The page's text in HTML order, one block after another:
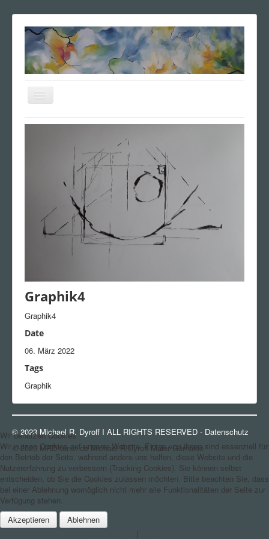
Navigation
Home
Ausstellungen
Vierseitenbilder
Galerie
Graphik4
Graphik4
Date
06. März 2022
Tags
Graphik
© 2023 Michael R. Dyroff I ALL RIGHTS RESERVED - Datenschutz
Nach oben
© 2026 MRDKunst.de Michael R.Dyroff Maler Gemälde
Wir benutzen Cookies
Wir nutzen Cookies auf unserer Website. Einige von ihnen sind essenziell für
den Betrieb der Seite, während andere uns helfen, diese Website und die
Nutzererfahrung zu verbessern (Tracking Cookies). Sie können selbst
entscheiden, ob Sie die Cookies zulassen möchten. Bitte beachten Sie, dass
bei einer Ablehnung womöglich nicht mehr alle Funktionalitäten der Seite zur
Verfügung stehen.
Akzeptieren
Ablehnen
|